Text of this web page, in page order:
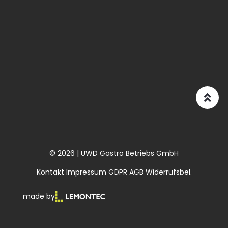
© 2026 | UWD Gastro Betriebs GmbH
Kontakt Impressum GDPR AGB Widerrufsbel.
made by